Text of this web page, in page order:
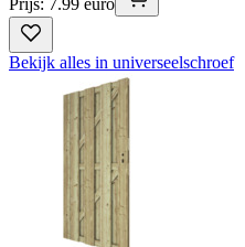
Bekijk alles in universeelschroef